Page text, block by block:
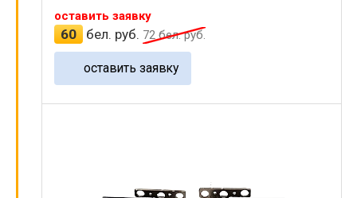
оставить заявку
60 бел. руб. 72бел. руб.
оставить заявку